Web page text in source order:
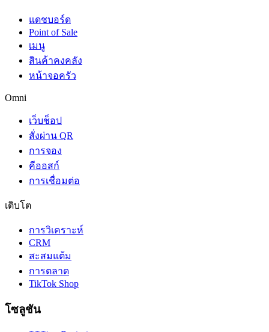
แดชบอร์ด
Point of Sale
เมนู
สินค้าคงคลัง
หน้าจอครัว
Omni
เว็บช็อป
สั่งผ่าน QR
การจอง
คีออสก์
การเชื่อมต่อ
เติบโต
การวิเคราะห์
CRM
สะสมแต้ม
การตลาด
TikTok Shop
โซลูชัน